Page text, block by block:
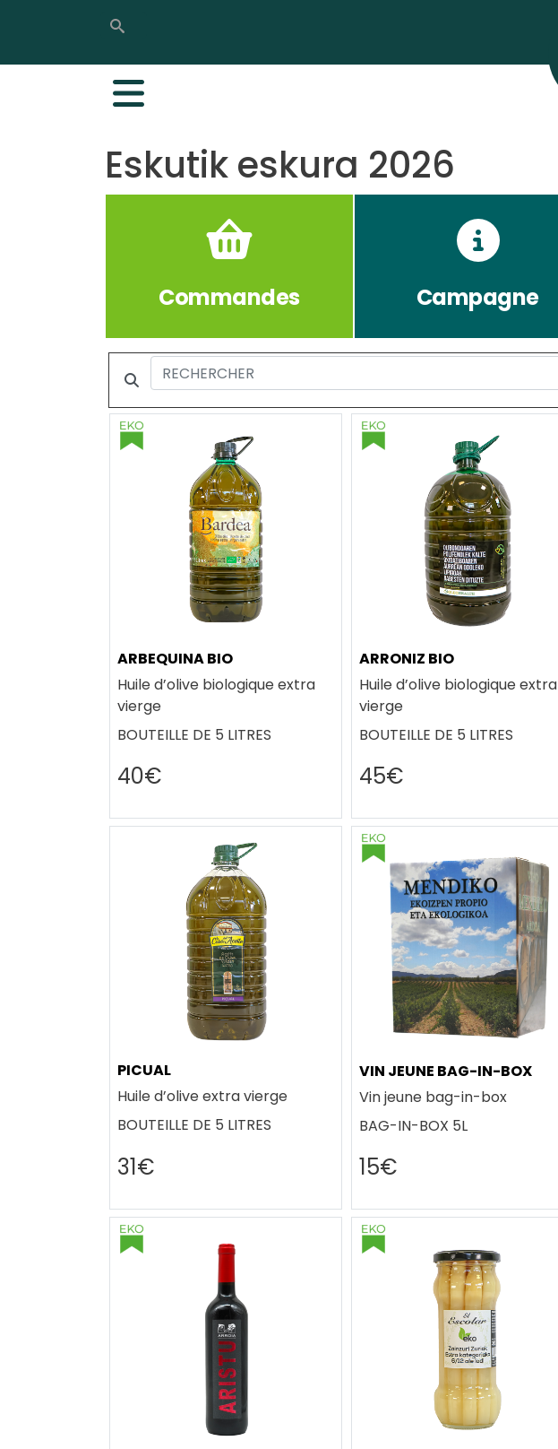
Rechercher
Rechercher
Eskutik eskura 2026
Commandes Campagne
ARBEQUINA BIO
Huile d’olive biologique extra
vierge
BOUTEILLE DE 5 LITRES
40€
ARRONIZ BIO
Huile d’olive biologique extra
vierge
BOUTEILLE DE 5 LITRES
45€
PICUAL
Huile d’olive extra vierge
BOUTEILLE DE 5 LITRES
31€
VIN JEUNE BAG-IN-BOX
Vin jeune bag-in-box
BAG-IN-BOX 5L
15€